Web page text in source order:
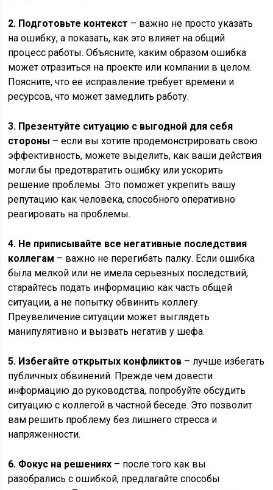
2. Подготовьте контекст – важно не просто указать
на ошибку, а показать, как это влияет на общий
процесс работы. Объясните, каким образом ошибка
может отразиться на проекте или компании в целом.
Поясните, что ее исправление требует времени и
ресурсов, что может замедлить работу.
3. Презентуйте ситуацию с выгодной для себя
стороны – если вы хотите продемонстрировать свою
эффективность, можете выделить, как ваши действия
могли бы предотвратить ошибку или ускорить
решение проблемы. Это поможет укрепить вашу
репутацию как человека, способного оперативно
реагировать на проблемы.
4. Не приписывайте все негативные последствия
коллегам – важно не перегибать палку. Если ошибка
была мелкой или не имела серьезных последствий,
старайтесь подать информацию как часть общей
ситуации, а не попытку обвинить коллегу.
Преувеличение ситуации может выглядеть
манипулятивно и вызвать негатив у шефа.
5. Избегайте открытых конфликтов – лучше избегать
публичных обвинений. Прежде чем довести
информацию до руководства, попробуйте обсудить
ситуацию с коллегой в частной беседе. Это позволит
вам решить проблему без лишнего стресса и
напряженности.
6. Фокус на решениях – после того как вы
разобрались с ошибкой, предлагайте способы